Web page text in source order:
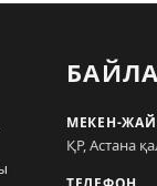
МЕКЕН-ЖАЙ
ҚР, Астана